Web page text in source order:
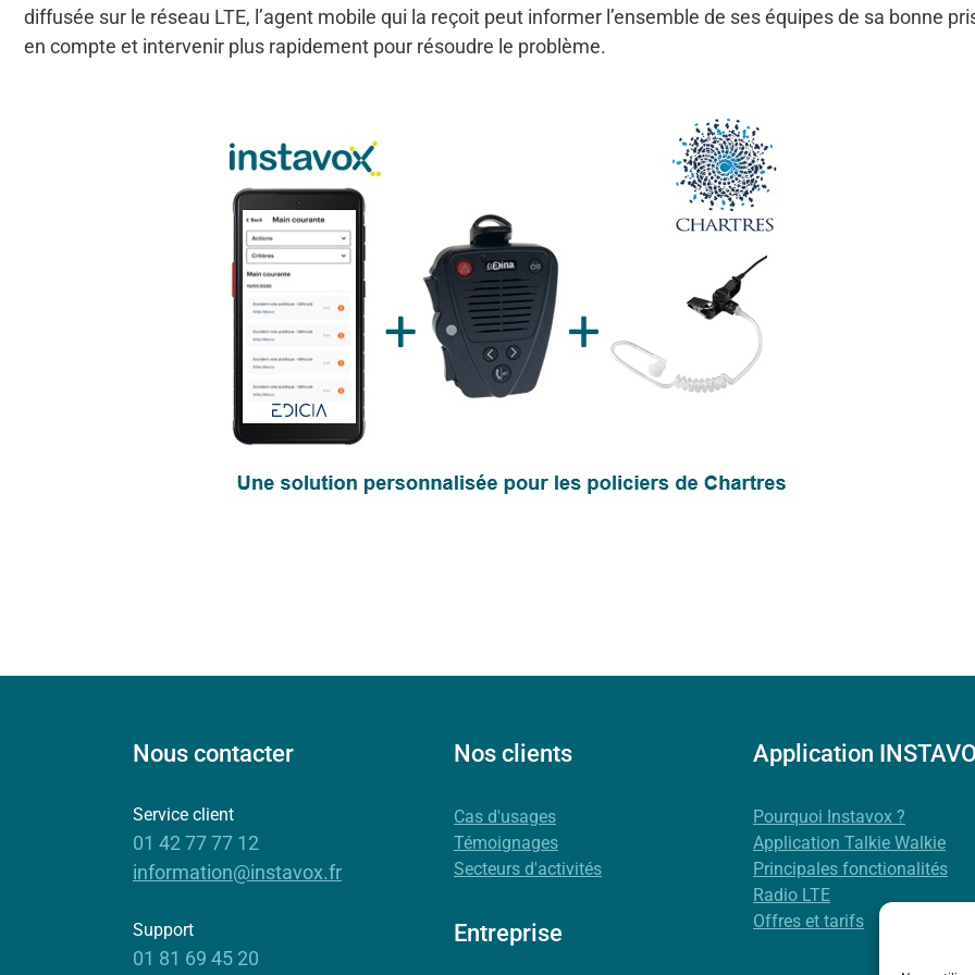
diffusée sur le réseau LTE, l’agent mobile qui la reçoit peut informer l’ensemble de ses équipes de sa bonne
en compte et intervenir plus rapidement pour résoudre le problème.
Nous contacter
Service client
01 42 77 77 12
information@instavox.fr
Support
01 81 69 45 20
Nos clients
Cas d'usages
Témoignages
Secteurs d'activités
Entreprise
Application
Pourquoi Instavox ?
Application Talkie Walkie
Principales fonctionalités
Radio LTE
Offres et tarifs